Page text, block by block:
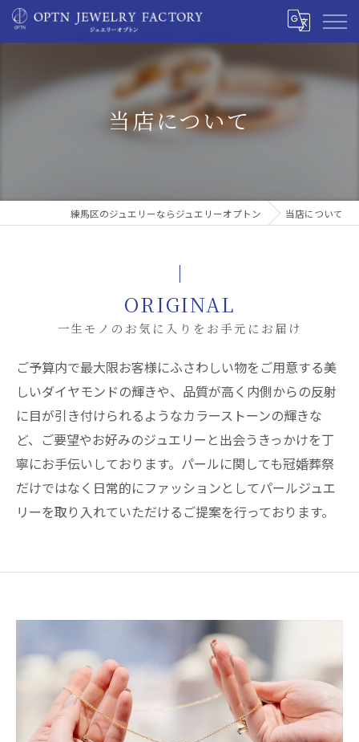
当店について
練馬区のジュエリーならジュエリーオプトン 当店について
一生モノのお気に入りをお手元にお届け
ORIGINAL
ご予算内で最大限お客様にふさわしい物をご用意する美
しいダイヤモンドの輝きや、品質が高く内側からの反射
に目が引き付けられるようなカラーストーンの輝きな
ど、ご要望やお好みのジュエリーと出会うきっかけを丁
寧にお手伝いしております。パールに関しても冠婚葬祭
だけではなく日常的にファッションとしてパールジュエ
リーを取り入れていただけるご提案を行っております。